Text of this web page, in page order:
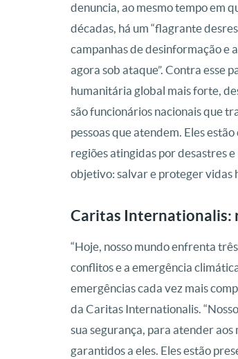
denuncia, ao mesmo tempo em
décadas, há um “flagrante
campanhas de desinformação e
agora sob ataque”. Contra esse
humanitária global mais forte,
são funcionários nacionais que
pessoas que atendem. Eles
regiões atingidas por desastres
objetivo: salvar e proteger vidas
Caritas Internationalis:
“Hoje, nosso mundo enfrenta
conflitos e a emergência
emergências cada vez mais
da Caritas Internationalis.
sua segurança, para atender
garantidos a eles. Eles estão